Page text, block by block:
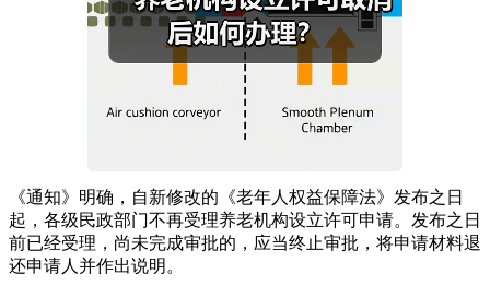
《通知》明确，自新修改的《老年人权益保障法》发布之日
起，各级民政部门不再受理养老机构设立许可申请。发布之日
前已经受理，尚未完成审批的，应当终止审批，将申请材料退
还申请人并作出说明。